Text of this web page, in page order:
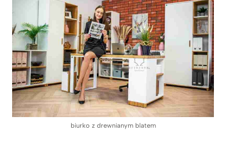
biurko z drewnianym blatem